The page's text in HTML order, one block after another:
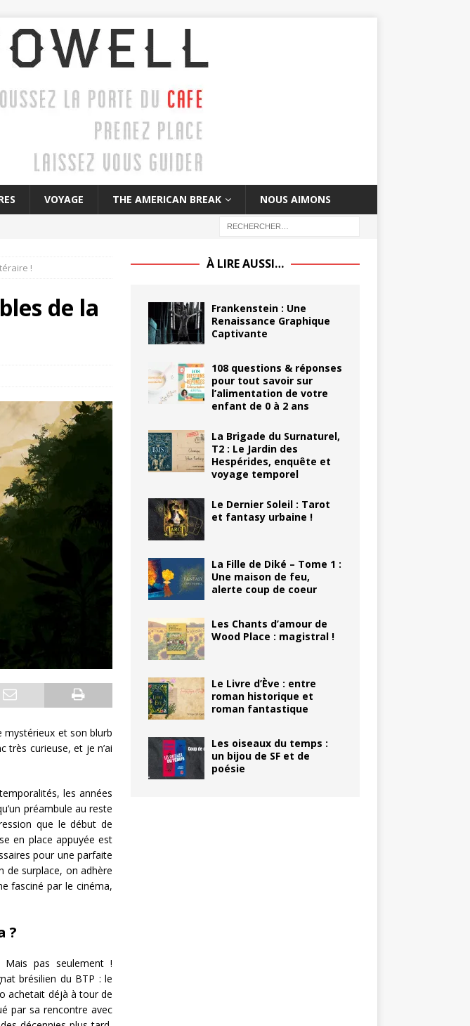
VOYAGE THE AMERICAN BREAK NOUS AIMONS
!
de la
mystérieux et son blurb
très curieuse, et je n’ai
les années
préambule au reste
que le début de
en place appuyée est
pour une parfaite
de surplace, on adhère
fasciné par le cinéma,
?
Mais pas seulement !
brésilien du BTP : le
achetait déjà à tour de
par sa rencontre avec
À LIRE AUSSI…
Frankenstein : Une
Renaissance Graphique
Captivante
108 questions & réponses
pour tout savoir sur
l’alimentation de votre
enfant de 0 à 2 ans
La Brigade du Surnaturel,
T2 : Le Jardin des
Hespérides, enquête et
voyage temporel
Le Dernier Soleil : Tarot
et fantasy urbaine !
La Fille de Diké – Tome 1 :
Une maison de feu,
alerte coup de coeur
Les Chants d’amour de
Wood Place : magistral !
Le Livre d’Ève : entre
roman historique et
roman fantastique
Les oiseaux du temps :
un bijou de SF et de
poésie